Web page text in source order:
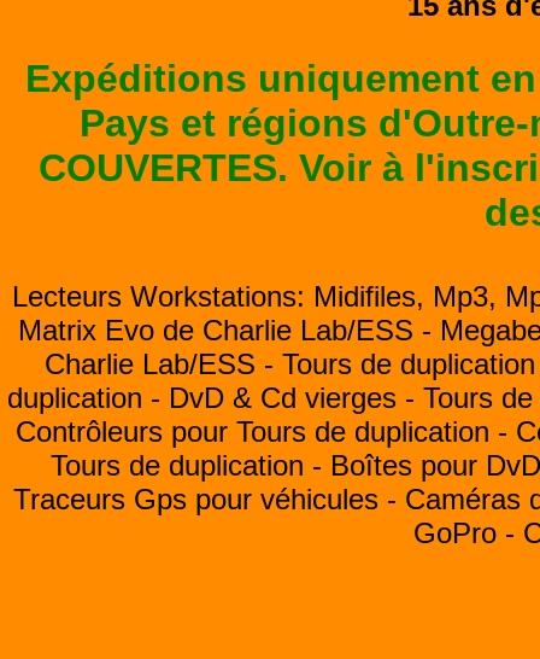
Expéditions uniquement
Pays et régions
COUVERTES. Voir à
Lecteurs Workstations: Midifiles, Mp3,
Matrix Evo de Charlie Lab/ESS -
Charlie Lab/ESS - Tours de
duplication - DvD & Cd vierges - Tours
Contrôleurs pour Tours de duplication -
Tours de duplication - Boîtes pour
Traceurs Gps pour véhicules - Caméras
GoPro -